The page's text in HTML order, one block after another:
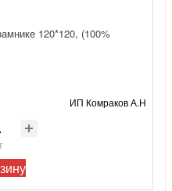
120*120, (100%
ИП Комраков А.Н